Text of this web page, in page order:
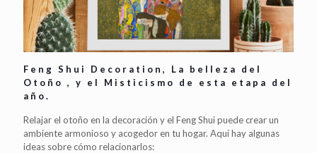
Feng Shui Decoration, La belleza del
Otoño , y el Misticismo de esta etapa del
año.
Relajar el otoño en la decoración y el Feng Shui puede crear un
ambiente armonioso y acogedor en tu hogar. Aquí hay algunas
ideas sobre cómo relacionarlos: